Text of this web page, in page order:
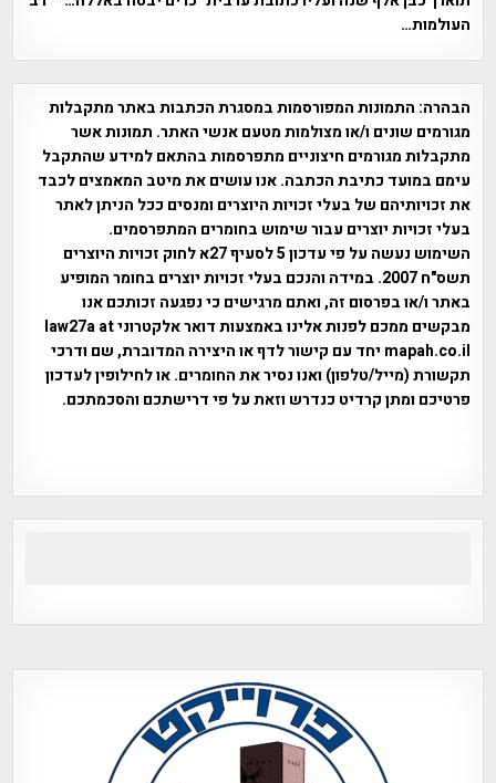
העולמות…
הבהרה: התמונות המפורסמות במסגרת הכתבות באתר מתקבלות
מגורמים שונים ו/או מצולמות מטעם אנשי האתר. תמונות אשר
מתקבלות מגורמים חיצוניים מתפרסמות בהתאם למידע שהתקבל
עימם במועד כתיבת הכתבה. אנו עושים את מיטב המאמצים לכבד
את זכויותיהם של בעלי זכויות היוצרים ומנסים ככל הניתן לאתר
בעלי זכויות יוצרים עבור שימוש בחומרים המתפרסמים.
השימוש נעשה על פי עדכון 5 לסעיף 27א לחוק זכויות היוצרים
תשס"ח 2007. במידה והנכם בעלי זכויות יוצרים בחומר המופיע
באתר ו/או בפרסום זה, ואתם מרגישים כי נפגעה זכותכם אנו
מבקשים ממכם לפנות אלינו באמצעות דואר אלקטרוני law27a at
mapah.co.il יחד עם קישור לדף או היצירה המדוברת, שם ודרכי
תקשורת (מייל/טלפון) ואנו נסיר את החומרים. או לחילופין לעדכון
פרטיכם ומתן קרדיט כנדרש וזאת על פי דרישתכם והסכמתכם.